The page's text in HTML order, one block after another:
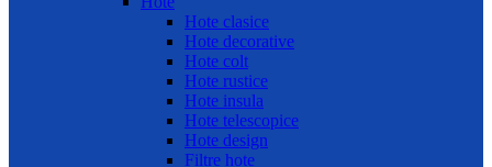
Hote clasice
Hote decorative
Hote colt
Hote rustice
Hote insula
Hote telescopice
Hote design
Filtre hote